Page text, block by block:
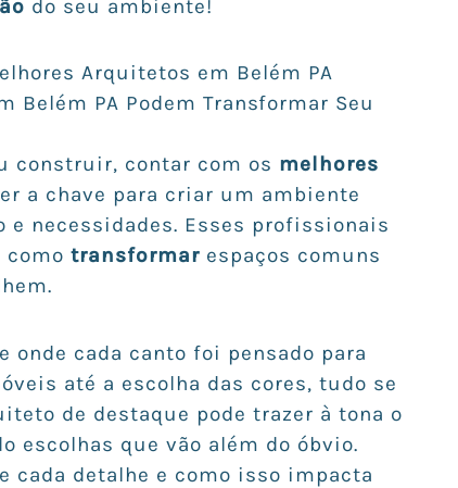
do seu ambiente!
Arquitetos em Belém PA
Belém PA Podem Transformar Seu
construir, contar com os melhores
a chave para criar um ambiente
necessidades. Esses profissionais
como transformarespaços comuns
cada canto foi pensado para
até a escolha das cores, tudo se
de destaque pode trazer à tona o
escolhas que vão além do óbvio.
cada detalhe e como isso impacta